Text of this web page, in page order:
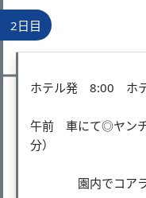
2日目
ホテル発 8:00 ホ
午前 車にて◎ヤン
分）
園内でコアラや